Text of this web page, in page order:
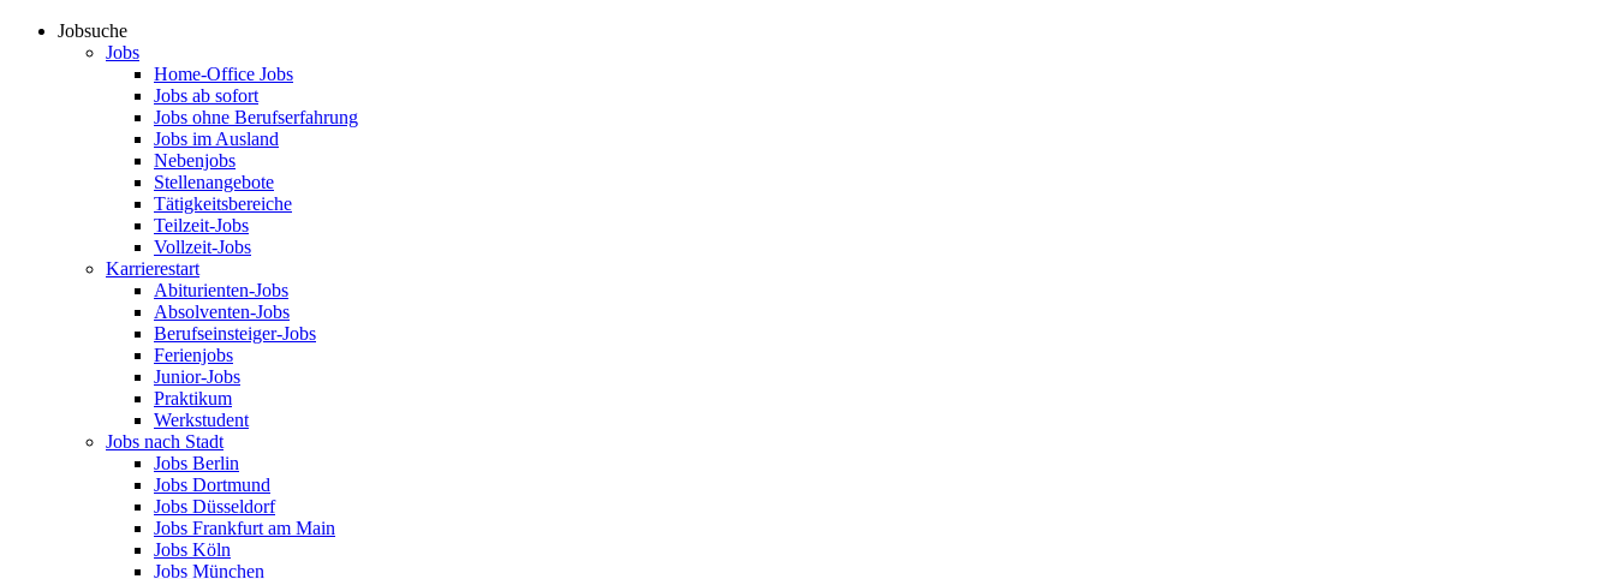
Jobsuche
Jobs
Home-Office Jobs
Jobs ab sofort
Jobs ohne Berufserfahrung
Jobs im Ausland
Nebenjobs
Stellenangebote
Tätigkeitsbereiche
Teilzeit-Jobs
Vollzeit-Jobs
Karrierestart
Abiturienten-Jobs
Absolventen-Jobs
Berufseinsteiger-Jobs
Ferienjobs
Junior-Jobs
Praktikum
Werkstudent
Jobs nach Stadt
Jobs Berlin
Jobs Dortmund
Jobs Düsseldorf
Jobs Frankfurt am Main
Jobs Köln
Jobs München